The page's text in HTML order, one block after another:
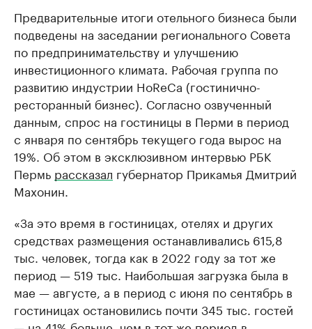
Предварительные итоги отельного бизнеса были
подведены на заседании регионального Совета
по предпринимательству и улучшению
инвестиционного климата. Рабочая группа по
развитию индустрии HoReCa (гостинично-
ресторанный бизнес). Согласно озвученный
данным, спрос на гостиницы в Перми в период
с января по сентябрь текущего года вырос на
19%. Об этом в эксклюзивном интервью РБК
Пермь рассказал губернатор Прикамья Дмитрий
Махонин.
«За это время в гостиницах, отелях и других
средствах размещения останавливались 615,8
тыс. человек, тогда как в 2022 году за тот же
период — 519 тыс. Наибольшая загрузка была в
мае — августе, а в период с июня по сентябрь в
гостиницах остановились почти 345 тыс. гостей